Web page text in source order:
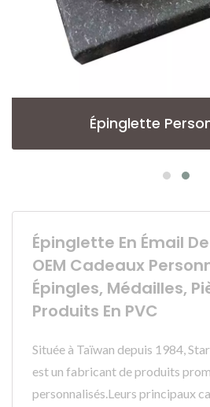
Épinglette
Épinglette En Émail
OEM Cadeaux
Épingles, Médailles,
Produits En PVC
Située à Taïwan depuis 1984,
est un fabricant de produits
personnalisés.Leurs principaux